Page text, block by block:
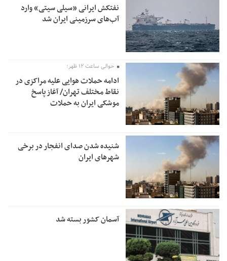
نفتکش ایرانی «سیلی سیتی» وارد
آب‌های سرزمینی ایران شد
حوالی ساعت ۱۲ ظهر؛
ادامه حملات هوایی علیه مراکزی در
نقاط مختلف تهران/ آغاز پاسخ
موشکی ایران به حملات
شنیده شدن صدای انفجار در برخی
شهرهای ایران
آسمان کشور بسته شد